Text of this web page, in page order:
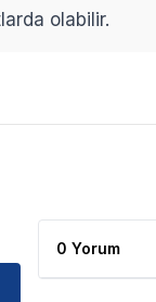
olabilir.
Bitki Ürün
0 Yorum